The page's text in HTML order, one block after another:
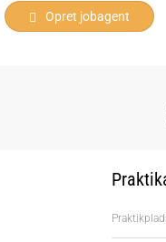
Opret jobagent